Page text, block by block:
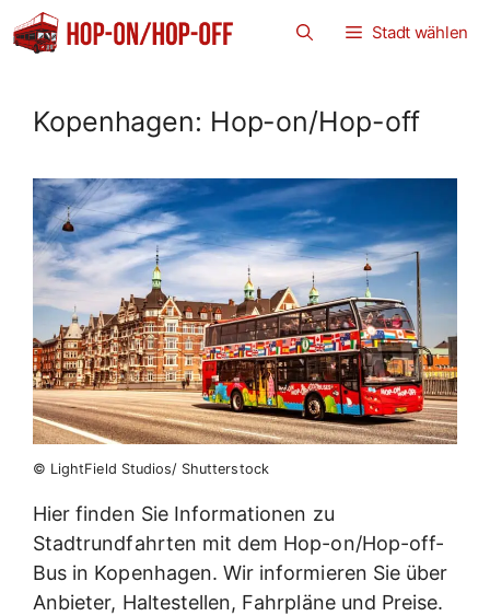
Zum
Inhalt
Stadt wählen
Kopenhagen: Hop-on/Hop-off
© LightField Studios/ Shutterstock
Hier finden Sie Informationen zu
Stadtrundfahrten mit dem Hop-on/Hop-off-
Bus in Kopenhagen. Wir informieren Sie über
Anbieter, Haltestellen, Fahrpläne und Preise.